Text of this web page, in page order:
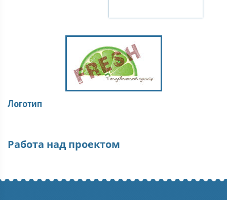
Логотип
Работа над проектом